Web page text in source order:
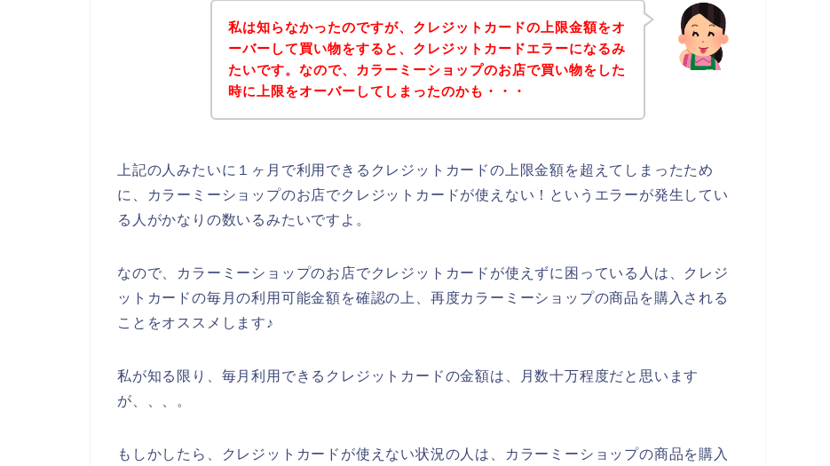
私は知らなかったのですが、クレジットカードの上限金額をオ
ーバーして買い物をすると、クレジットカードエラーになるみ
たいです。なので、カラーミーショップのお店で買い物をした
時に上限をオーバーしてしまったのかも・・・
上記の人みたいに１ヶ月で利用できるクレジットカードの上限金額を超えてしまったため
に、カラーミーショップのお店でクレジットカードが使えない！というエラーが発生してい
る人がかなりの数いるみたいですよ。
なので、カラーミーショップのお店でクレジットカードが使えずに困っている人は、クレジ
ットカードの毎月の利用可能金額を確認の上、再度カラーミーショップの商品を購入される
ことをオススメします♪
私が知る限り、毎月利用できるクレジットカードの金額は、月数十万程度だと思います
が、、、。
もしかしたら、クレジットカードが使えない状況の人は、カラーミーショップの商品を購入